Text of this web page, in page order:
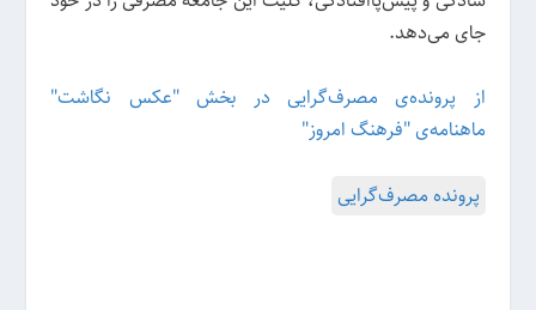
جای می‌دهد.
از پرونده‌ی مصرف‌گرایی در بخش "عکس نگاشت"
ماهنامه‌ی "فرهنگ امروز"
پرونده مصرف‌گرایی